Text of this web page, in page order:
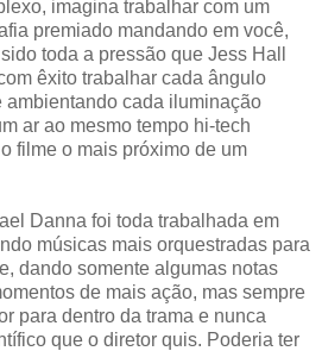
imagina trabalhar com um
premiado mandando em você,
toda a pressão que Jess Hall
êxito trabalhar cada ângulo
ambientando cada iluminação
ar ao mesmo tempo hi-tech
filme o mais próximo de um
Danna foi toda trabalhada em
músicas mais orquestradas para
dando somente algumas notas
de mais ação, mas sempre
para dentro da trama e nunca
que o diretor quis. Poderia ter